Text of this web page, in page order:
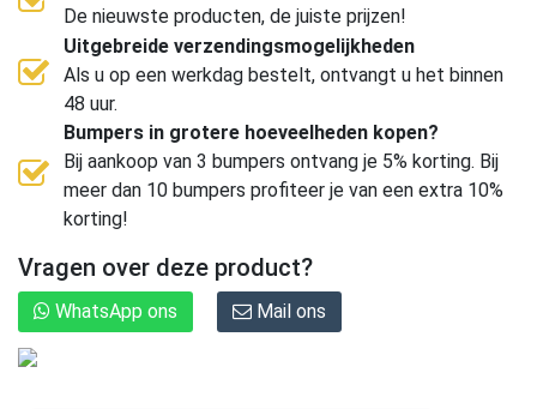
De nieuwste producten, de juiste prijzen!
Uitgebreide verzendingsmogelijkheden
Als u op een werkdag bestelt, ontvangt u het binnen
48 uur.
Bumpers in grotere hoeveelheden kopen?
Bij aankoop van 3 bumpers ontvang je 5% korting. Bij
meer dan 10 bumpers profiteer je van een extra 10%
korting!
Vragen over deze product?
WhatsApp ons Mail ons